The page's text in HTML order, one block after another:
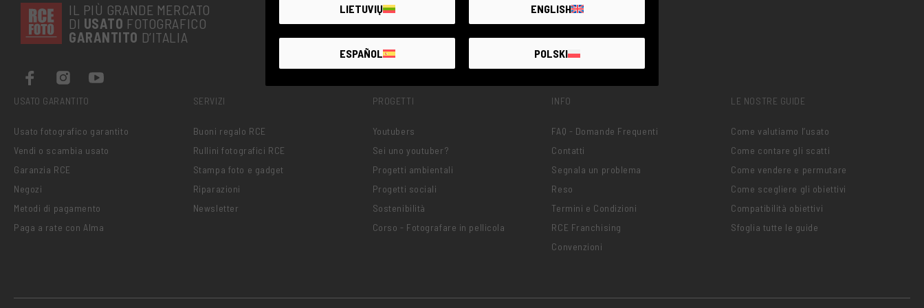
IL PIÙ GRANDE MERCATO
DI USATO FOTOGRAFICO
GARANTITO D’ITALIA
USATO GARANTITO
Usato fotografico garantito
Vendi o scambia usato
Garanzia RCE
Negozi
Metodi di pagamento
Paga a rate con Alma
SERVIZI
Buoni regalo RCE
Rullini fotografici RCE
Stampa foto e gadget
Riparazioni
Newsletter
PROGETTI
Youtubers
Sei uno youtuber?
Progetti ambientali
Progetti sociali
Sostenibilità
Corso - Fotografare in pellicola
INFO
FAQ - Domande Frequenti
Contatti
Segnala un problema
Reso
Termini e Condizioni
RCE Franchising
Convenzioni
LE NOSTRE GUIDE
Come valutiamo l’usato
Come contare gli scatti
Come vendere e permutare
Come scegliere gli obiettivi
Compatibilità obiettivi
Sfoglia tutte le guide
LIETUVIŲ ENGLISH
ESPAÑOL POLSKI